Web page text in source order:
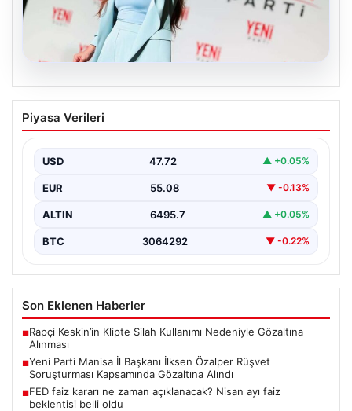
Yeni Parti Manisa İl Başkanı İlksen
Özalper Rüşvet Soruşturması
Manisa'da devam eden rüşvet soruşturması önemli bir
Piyasa Verileri
USD 47.72 ▲ +0.05%
EUR 55.08 ▼ -0.13%
ALTIN 6495.7 ▲ +0.05%
BTC 3064292 ▼ -0.22%
Son Eklenen Haberler
■Rapçi Keskin’in Klipte Silah Kullanımı Nedeniyle Gözaltına
Alınması
■Yeni Parti Manisa İl Başkanı İlksen Özalper Rüşvet
Soruşturması Kapsamında Gözaltına Alındı
■FED faiz kararı ne zaman açıklanacak? Nisan ayı faiz
beklentisi belli oldu